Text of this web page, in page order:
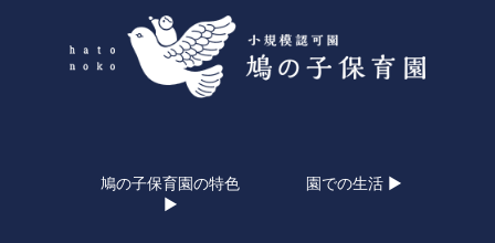
鳩の子保育園の特色
▶
園での生活 ▶